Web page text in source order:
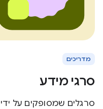
מדריכים
סרגי מידע
סרגלים שמסופקים על